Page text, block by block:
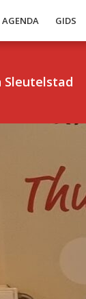
AGENDA GIDS
Sleutelstad